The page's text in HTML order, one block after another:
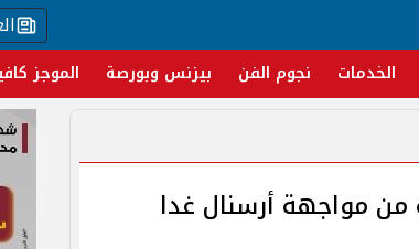
الخدمات نجوم الفن بيزنس وبورصة الموجز
مواجهة أرسنال غدا